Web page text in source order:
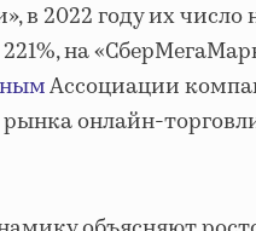
в 2022 году их число
на
Ассоциации
онлайн-